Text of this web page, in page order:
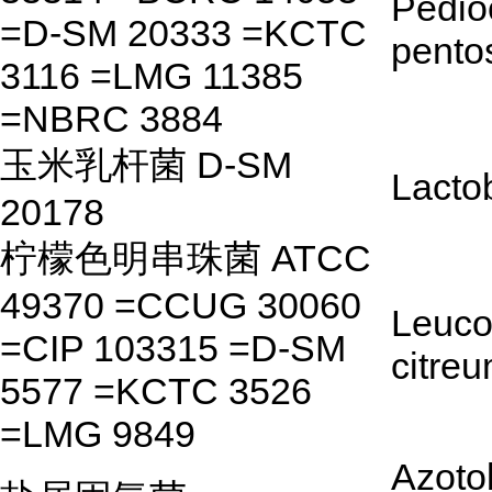
=D-SM 20333 =KCTC
3116 =LMG 11385
=NBRC 3884
玉米乳杆菌 D-SM
20178
柠檬色明串珠菌 ATCC
49370 =CCUG 30060
=CIP 103315 =D-SM
5577 =KCTC 3526
=LMG 9849